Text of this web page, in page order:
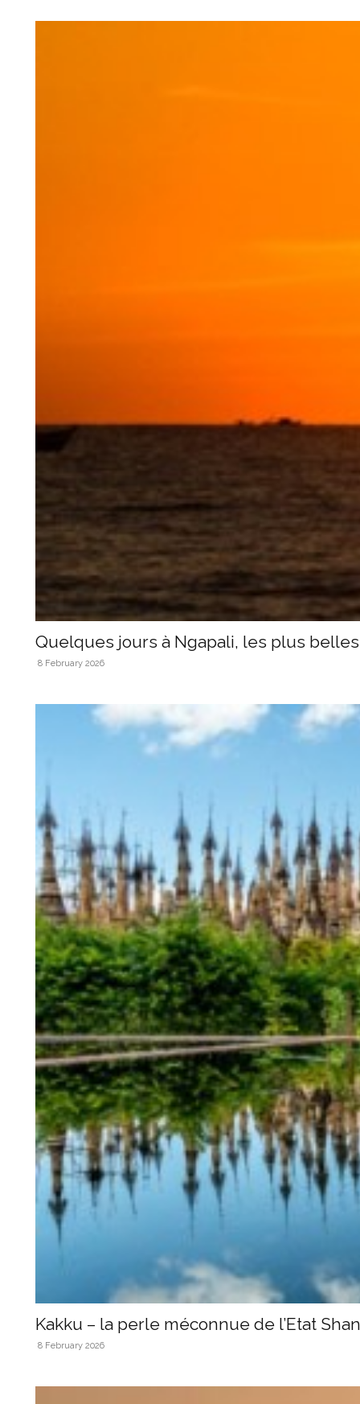
Quelques jours à Ngapali, les plus
8 February 2026
Kakku – la perle méconnue de l’Etat Shan
8 February 2026